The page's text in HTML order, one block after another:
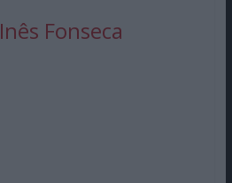
Inês Fonseca